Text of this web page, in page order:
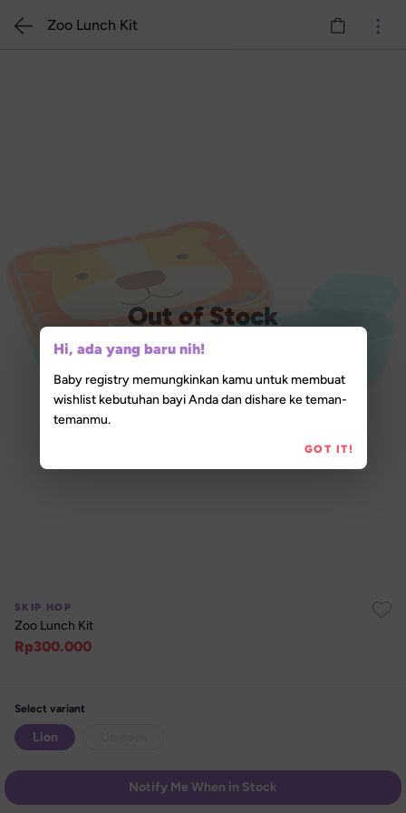
Out of Stock
SKIP HOP
Zoo Lunch Kit
Rp300.000
Select variant
Lion
Zoo Lunch Kit
Notify Me When in Stock
Hi, ada yang baru nih!
Baby registry memungkinkan kamu untuk membuat
wishlist kebutuhan bayi Anda dan dishare ke teman-
temanmu.
GOT IT!